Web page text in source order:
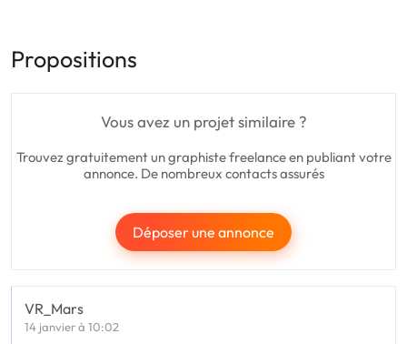
Propositions
Vous avez un projet similaire ?
Trouvez gratuitement un graphiste freelance en publiant votre
annonce. De nombreux contacts assurés
Déposer une annonce
VR_Mars
14 janvier à 10:02